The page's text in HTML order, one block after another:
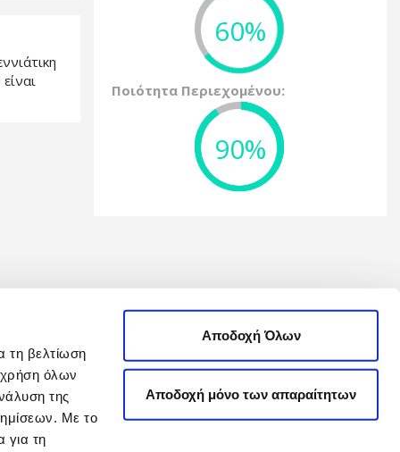
τη βελτίωση
όλων
της
Με το
για τη
Αποδοχή Όλων
Αποδοχή μόνο των απαραίτητων
60%
Ποιότητα Περιεχομένου:
90%